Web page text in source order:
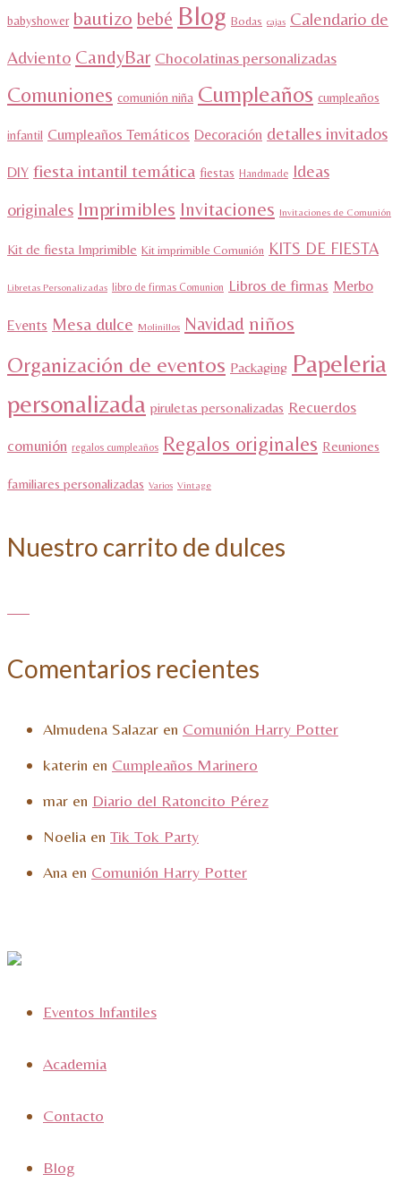
babyshower bautizo bebé Blog Bodas cajas Calendario de
Adviento CandyBar Chocolatinas personalizadas
Comuniones comunión niña Cumpleaños cumpleaños
infantil Cumpleaños Temáticos Decoración detalles invitados
DIY fiesta intantil temática fiestas Handmade Ideas
originales Imprimibles Invitaciones Invitaciones de Comunión
Kit de fiesta Imprimible Kit imprimible Comunión KITS DE FIESTA
Libretas Personalizadas libro de firmas Comunion Libros de firmas Merbo
Events Mesa dulce Molinillos Navidad niños
Organización de eventos Packaging Papeleria
personalizada piruletas personalizadas Recuerdos
comunión regalos cumpleaños Regalos originales Reuniones
familiares personalizadas Varios Vintage
Nuestro carrito de dulces
Comentarios recientes
Almudena Salazar en Comunión Harry Potter
katerin en Cumpleaños Marinero
mar en Diario del Ratoncito Pérez
Noelia en Tik Tok Party
Ana en Comunión Harry Potter
Eventos Infantiles
Academia
Contacto
Blog